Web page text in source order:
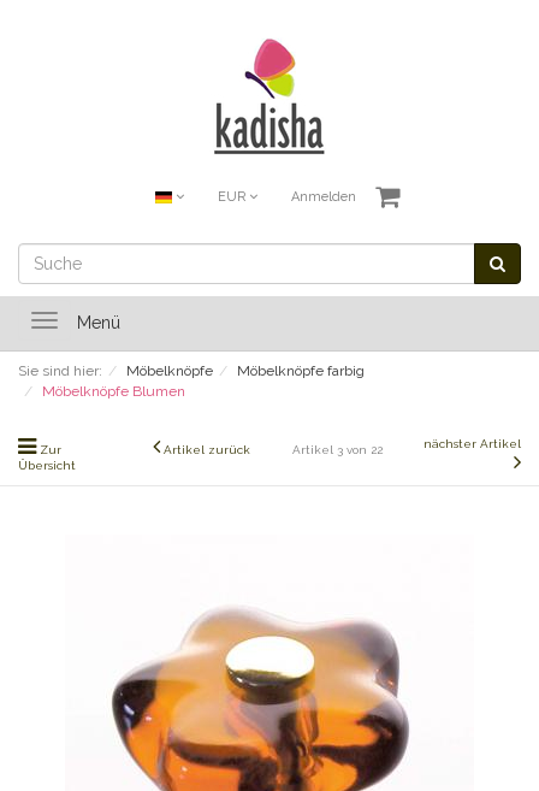
EUR Anmelden
ToggleMenü
Sie sind hier: Möbelknöpfe
Möbelknöpfe farbig
Möbelknöpfe Blumen
Zur
Übersicht
Artikel zurück Artikel 3 von 22 nächster Artikel